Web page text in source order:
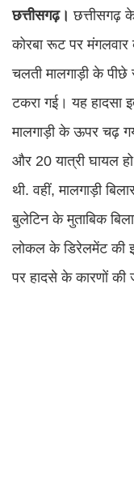
छत्तीसगढ़।छत्तीसगढ़
कोरबा रूट पर
चलती मालगाड़ी के
टकरा गई। यह हादसा
मालगाड़ी के ऊपर चढ़
और 20 यात्री घायल
थी. वहीं, मालगाड़ी
बुलेटिन के मुताबिक
लोकल के डिरेलमेंट की
पर हादसे के कारणों